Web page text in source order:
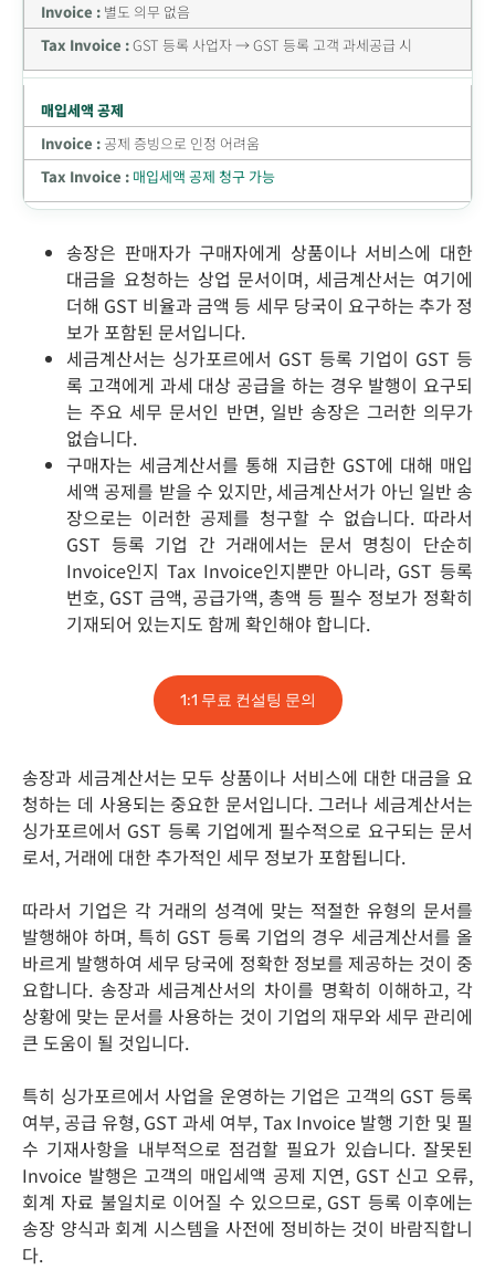
별도 의무 없음
GST 등록 사업자 → GST 등록 고객 과세공급 시
매입세액 공제
공제 증빙으로 인정 어려움
매입세액 공제 청구 가능
송장은 판매자가 구매자에게 상품이나 서비스에 대한
대금을 요청하는 상업 문서이며, 세금계산서는 여기에
더해 GST 비율과 금액 등 세무 당국이 요구하는 추가 정
보가 포함된 문서입니다.
세금계산서는 싱가포르에서 GST 등록 기업이 GST 등
록 고객에게 과세 대상 공급을 하는 경우 발행이 요구되
는 주요 세무 문서인 반면, 일반 송장은 그러한 의무가
없습니다.
구매자는 세금계산서를 통해 지급한 GST에 대해 매입
세액 공제를 받을 수 있지만, 세금계산서가 아닌 일반 송
장으로는 이러한 공제를 청구할 수 없습니다. 따라서
GST 등록 기업 간 거래에서는 문서 명칭이 단순히
Invoice인지 Tax Invoice인지뿐만 아니라, GST 등록
번호, GST 금액, 공급가액, 총액 등 필수 정보가 정확히
기재되어 있는지도 함께 확인해야 합니다.
1:1 무료 컨설팅 문의
송장과 세금계산서는 모두 상품이나 서비스에 대한 대금을 요
청하는 데 사용되는 중요한 문서입니다. 그러나 세금계산서는
싱가포르에서 GST 등록 기업에게 필수적으로 요구되는 문서
로서, 거래에 대한 추가적인 세무 정보가 포함됩니다.
따라서 기업은 각 거래의 성격에 맞는 적절한 유형의 문서를
발행해야 하며, 특히 GST 등록 기업의 경우 세금계산서를 올
바르게 발행하여 세무 당국에 정확한 정보를 제공하는 것이 중
요합니다. 송장과 세금계산서의 차이를 명확히 이해하고, 각
상황에 맞는 문서를 사용하는 것이 기업의 재무와 세무 관리에
큰 도움이 될 것입니다.
특히 싱가포르에서 사업을 운영하는 기업은 고객의 GST 등록
여부, 공급 유형, GST 과세 여부, Tax Invoice 발행 기한 및 필
수 기재사항을 내부적으로 점검할 필요가 있습니다. 잘못된
Invoice 발행은 고객의 매입세액 공제 지연, GST 신고 오류,
회계 자료 불일치로 이어질 수 있으므로, GST 등록 이후에는
송장 양식과 회계 시스템을 사전에 정비하는 것이 바람직합니
다.